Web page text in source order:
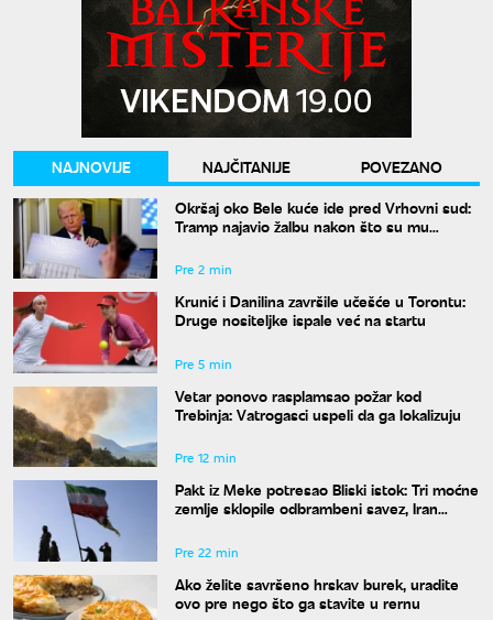
NAJNOVIJE NAJČITANIJE
POVEZANO
Okršaj oko Bele kuće ide pred Vrhovni sud:
Tramp najavio žalbu nakon što su mu
Pre 2 min
Krunić i Danilina završile učešće u Torontu:
Druge nositeljke ispale već na startu
Pre 5 min
Vetar ponovo rasplamsao požar kod
Trebinja: Vatrogasci uspeli da ga lokalizuju
Pre 12 min
Pakt iz Meke potresao Bliski istok: Tri moćne
zemlje sklopile odbrambeni savez, Iran
Pre 22 min
Ako želite savršeno hrskav burek, uradite
ovo pre nego što ga stavite u rernu